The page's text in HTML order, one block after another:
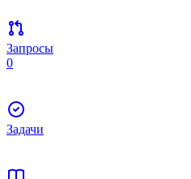
Запросы
0
Задачи